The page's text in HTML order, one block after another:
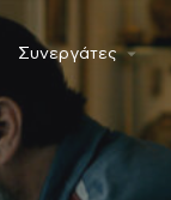
Συνεργάτες